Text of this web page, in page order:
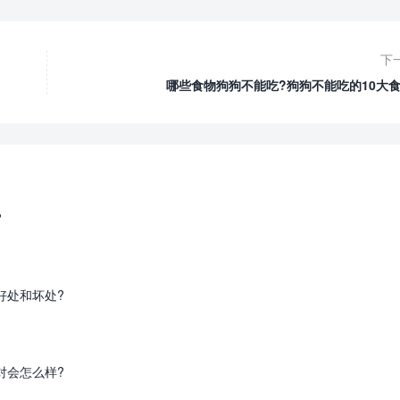
下
哪些食物狗狗不能吃?狗狗不能吃的10大
处和坏处?
会怎么样?